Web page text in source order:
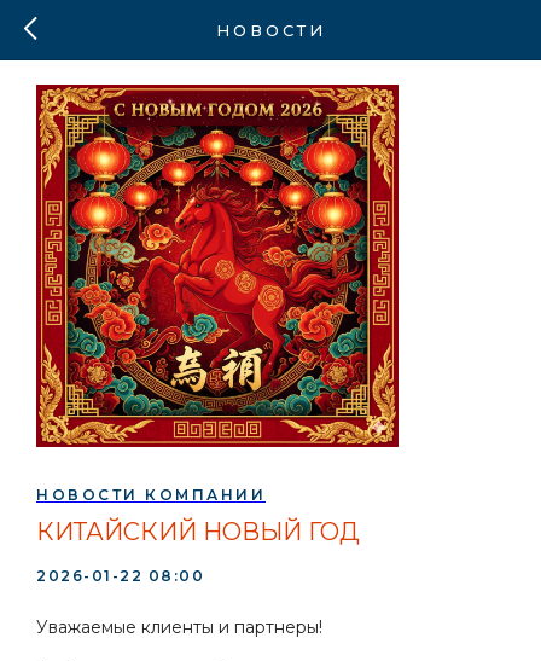
НОВОСТИ
НОВОСТИ КОМПАНИИ
КИТАЙСКИЙ НОВЫЙ ГОД
2026-01-22 08:00
Уважаемые клиенты и партнеры!